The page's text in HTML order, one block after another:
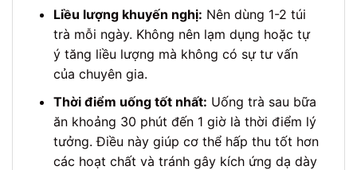
Liều lượng khuyến nghị: Nên dùng 1-2 túi
trà mỗi ngày. Không nên lạm dụng hoặc tự
ý tăng liều lượng mà không có sự tư vấn
của chuyên gia.
Thời điểm uống tốt nhất: Uống trà sau bữa
ăn khoảng 30 phút đến 1 giờ là thời điểm lý
tưởng. Điều này giúp cơ thể hấp thu tốt hơn
các hoạt chất và tránh gây kích ứng dạ dày